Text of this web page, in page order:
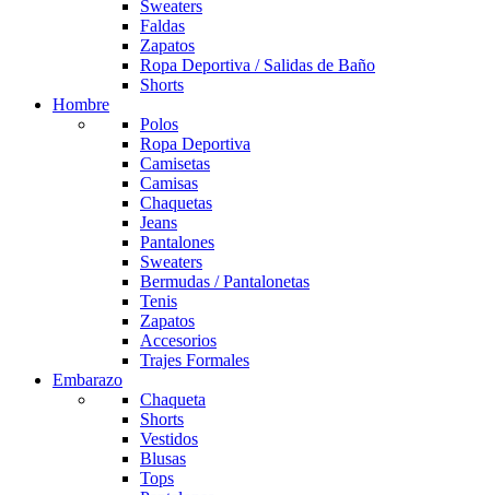
Sweaters
Faldas
Zapatos
Ropa Deportiva / Salidas de Baño
Shorts
Hombre
Polos
Ropa Deportiva
Camisetas
Camisas
Chaquetas
Jeans
Pantalones
Sweaters
Bermudas / Pantalonetas
Tenis
Zapatos
Accesorios
Trajes Formales
Embarazo
Chaqueta
Shorts
Vestidos
Blusas
Tops